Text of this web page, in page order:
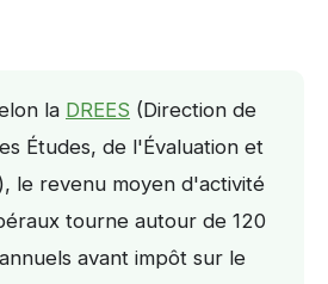
la DREES (Direction de
Études, de l'Évaluation et
le revenu moyen d'activité
tourne autour de 120
avant impôt sur le